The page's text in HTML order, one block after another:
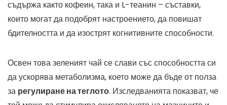
съдържа както кофеин, така и L-теанин – съставки,
които могат да подобрят настроението, да повишат
бдителността и да изострят когнитивните способности.
Освен това зеленият чай се слави със способността си
да ускорява метаболизма, което може да бъде от полза
за регулиране на теглото. Изследванията показват, че